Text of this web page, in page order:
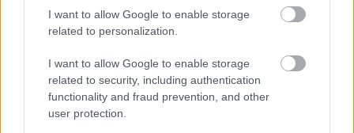
I want to allow Google to enable storage
related to personalization.
I want to allow Google to enable storage
related to security, including authentication
functionality and fraud prevention, and other
user protection.